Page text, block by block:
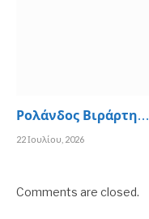
Ρολάνδος Βιράρτη…
22 Ιουλίου, 2026
Comments are closed.